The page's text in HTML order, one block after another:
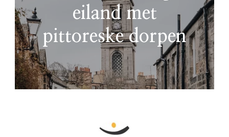
eiland met
pittoreske dorpen